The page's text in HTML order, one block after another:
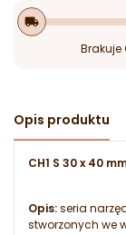
local_shipping
Brakuje
Opis produktu
CH1 S 30 x 40
Opis:seria
stworzonych we